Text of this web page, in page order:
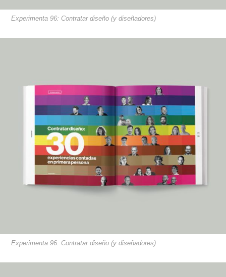
Experimenta 96: Contratar diseño (y diseñadores)
Experimenta 96: Contratar diseño (y diseñadores)